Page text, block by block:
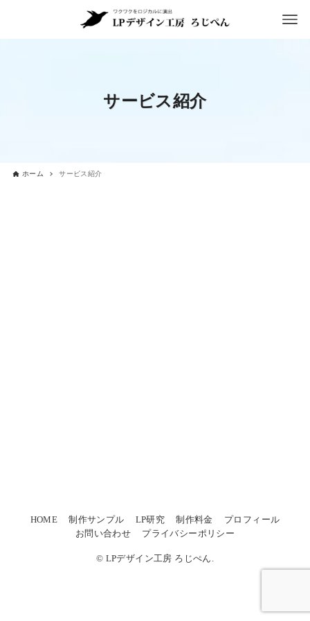
サービス紹介
ホーム サービス紹介
HOME 制作サンプル LP研究 制作料金
プロフィール
お問い合わせ
プライバシーポリシー
© LPデザイン工房 ろじぺん.